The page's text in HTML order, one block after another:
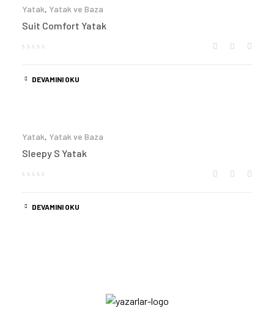
Yatak, Yatak ve Baza
Suit Comfort Yatak
DEVAMINI OKU
Yatak, Yatak ve Baza
Sleepy S Yatak
DEVAMINI OKU